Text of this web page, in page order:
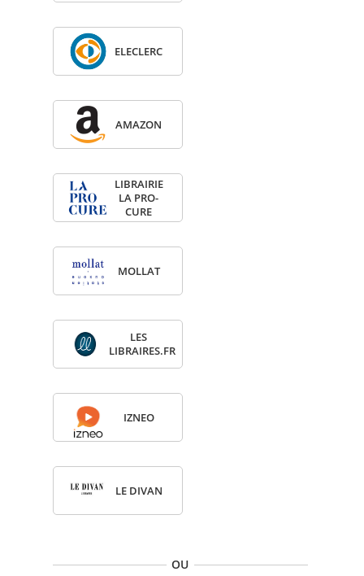
ELE­CLERC
AMA­ZON
LIBRAI­RIE
LA PRO­
CURE
MOL­LAT
LES
LIBRAIRES.FR
IZNEO
LE DIVAN
OU